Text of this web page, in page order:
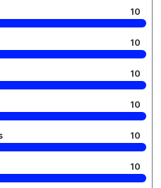
10
10
10
10
10
10